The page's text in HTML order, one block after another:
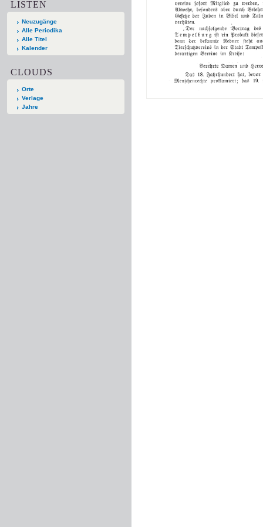
LISTEN
Neuzugänge
Alle Periodika
Alle Titel
Kalender
CLOUDS
Orte
Verlage
Jahre